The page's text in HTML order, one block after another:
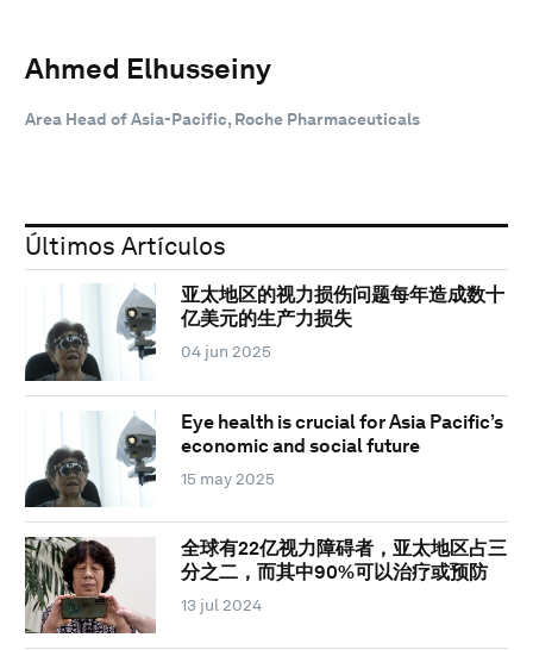
Ahmed Elhusseiny
Area Head of Asia-Pacific, Roche Pharmaceuticals
Últimos Artículos
亚太地区的视力损伤问题每年造成数十
亿美元的生产力损失
04 jun 2025
Eye health is crucial for Asia Pacific’s
economic and social future
15 may 2025
全球有22亿视力障碍者，亚太地区占三
分之二，而其中90%可以治疗或预防
13 jul 2024